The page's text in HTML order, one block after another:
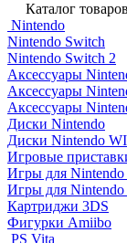
Каталог товаров
Nintendo
Nintendo Switch
Nintendo Switch 2
Аксессуары
Аксессуары
Аксессуары
Диски Nintendo
Диски Nintendo
Игровые
Игры для Nintendo
Игры для Nintendo
Картриджи 3DS
Фигурки Amiibo
PS Vita